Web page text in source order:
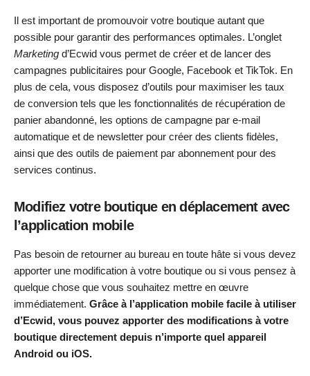
Il est important de promouvoir votre boutique autant que
possible pour garantir des performances optimales. L’onglet
Marketing d’Ecwid vous permet de créer et de lancer des
campagnes publicitaires pour Google, Facebook et TikTok. En
plus de cela, vous disposez d’outils pour maximiser les taux
de conversion tels que les fonctionnalités de récupération de
panier abandonné, les options de campagne par e-mail
automatique et de newsletter pour créer des clients fidèles,
ainsi que des outils de paiement par abonnement pour des
services continus.
Modifiez votre boutique en déplacement avec
l’application mobile
Pas besoin de retourner au bureau en toute hâte si vous devez
apporter une modification à votre boutique ou si vous pensez à
quelque chose que vous souhaitez mettre en œuvre
immédiatement. Grâce à l’application mobile facile à utiliser
d’Ecwid, vous pouvez apporter des modifications à votre
boutique directement depuis n’importe quel appareil
Android ou iOS.